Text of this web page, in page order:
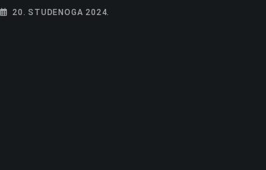
20. STUDENOGA 2024.